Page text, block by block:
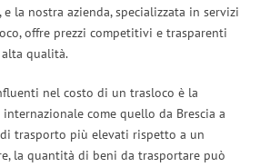
la nostra azienda, specializzata in servizi
offre prezzi competitivi e trasparenti
qualità.
nel costo di un trasloco è la
come quello da Brescia a
trasporto più elevati rispetto a un
la quantità di beni da trasportare può